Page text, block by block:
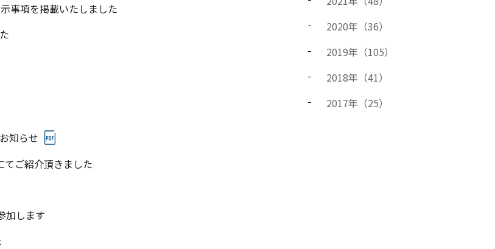
事項を掲載いたしました
知らせ
てご紹介頂きました
加します
2020年（36）
2019年（105）
2018年（41）
2017年（25）